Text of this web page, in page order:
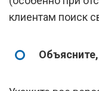
клиентам поиск